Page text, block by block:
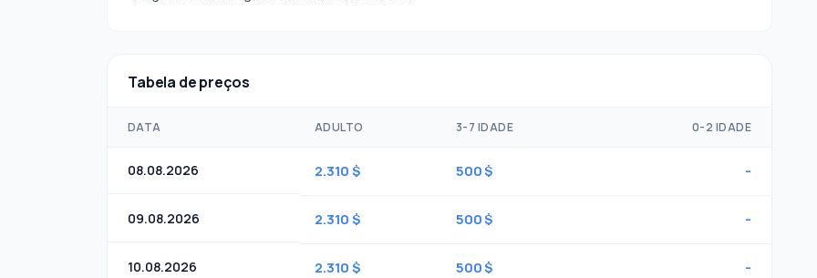
Tabela de preços
DATA ADULTO 3-7 IDADE 0-2 IDADE
08.08.2026 2.310 $ 500 $ -
09.08.2026 2.310 $ 500 $ -
10.08.2026 2.310 $ 500 $ -